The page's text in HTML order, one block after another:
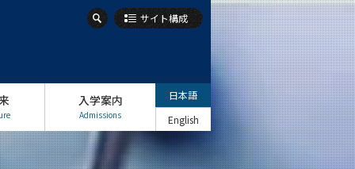
サイト構成
入学案内
Admissions
日本語
English